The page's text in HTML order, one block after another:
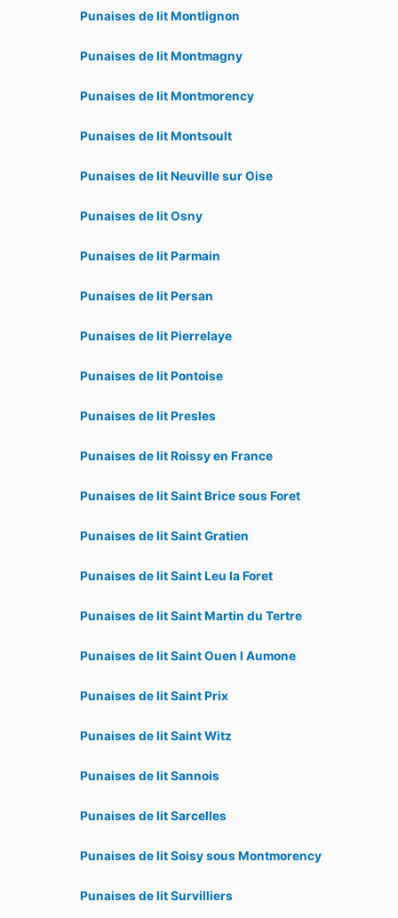
Punaises de lit Montlignon
Punaises de lit Montmagny
Punaises de lit Montmorency
Punaises de lit Montsoult
Punaises de lit Neuville sur Oise
Punaises de lit Osny
Punaises de lit Parmain
Punaises de lit Persan
Punaises de lit Pierrelaye
Punaises de lit Pontoise
Punaises de lit Presles
Punaises de lit Roissy en France
Punaises de lit Saint Brice sous Foret
Punaises de lit Saint Gratien
Punaises de lit Saint Leu la Foret
Punaises de lit Saint Martin du Tertre
Punaises de lit Saint Ouen l Aumone
Punaises de lit Saint Prix
Punaises de lit Saint Witz
Punaises de lit Sannois
Punaises de lit Sarcelles
Punaises de lit Soisy sous Montmorency
Punaises de lit Survilliers